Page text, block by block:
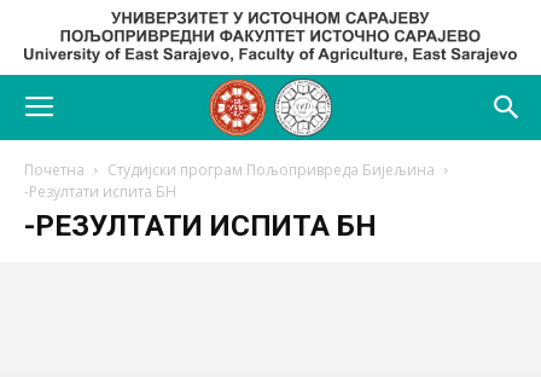
Почетна
Студијски програм Пољопривреда Бијељина
-Резултати испита БН
-РЕЗУЛТАТИ ИСПИТА БН